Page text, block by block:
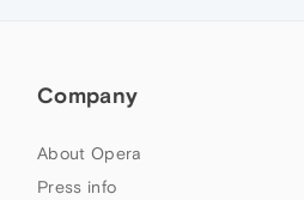
Company
About Opera
Press info